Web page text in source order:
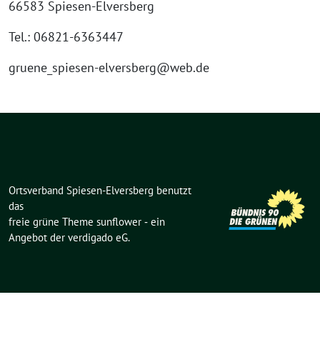
66583 Spiesen-Elversberg
Tel.: 06821-6363447
gruene_spiesen-elversberg@web.de
Ortsverband Spiesen-Elversberg benutzt
das
freie grüne Theme sunflower ‐ ein
Angebot der verdigado eG.